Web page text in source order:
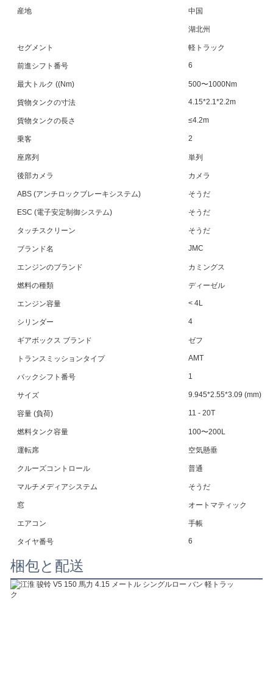
産地 中国
湖北州
セグメント 軽トラック
前進シフト番号 6
最大トルク ((Nm) 500〜1000Nm
貨物タンクの寸法 4.15*2.1*2.2m
貨物タンクの長さ ≤4.2m
乗客 2
座席列 単列
後部カメラ カメラ
ABS (アンチロックブレーキシステム) そうだ
ESC (電子安定制御システム) そうだ
タッチスクリーン そうだ
ブランド名 JMC
エンジンのブランド カミングス
燃料の種類 ディーゼル
エンジン容量 < 4L
シリンダー 4
ギアボックス ブランド ゼフ
トランスミッションタイプ AMT
バックシフト番号 1
サイズ 9.945*2.55*3.09 (mm)
容量 (負荷) 11 - 20T
燃料タンク容量 100〜200L
運転席 空気懸垂
クルーズコントロール 普通
マルチメディアシステム そうだ
窓 オートマティック
エアコン 手帳
タイヤ番号 6
梱包と配送